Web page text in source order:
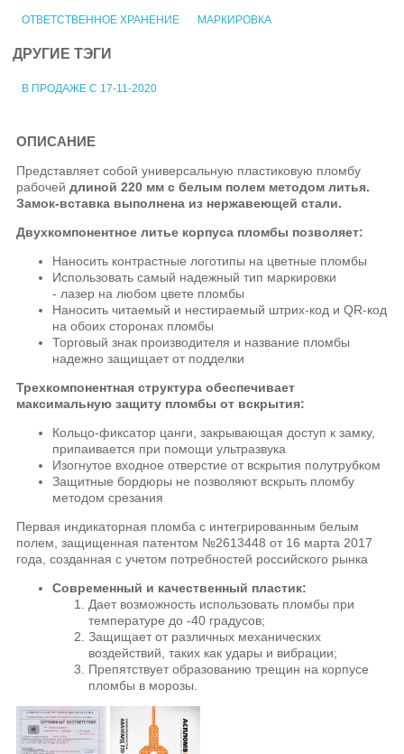
ОТВЕТСТВЕННОЕ ХРАНЕНИЕ МАРКИРОВКА
ДРУГИЕ ТЭГИ
В ПРОДАЖЕ С 17-11-2020
ОПИСАНИЕ
Представляет собой универсальную пластиковую пломбу
рабочей длиной 220 мм с белым полем методом литья.
Замок-вставка выполнена из нержавеющей стали.
Двухкомпонентное литье корпуса пломбы позволяет:
Наносить контрастные логотипы на цветные пломбы
Использовать самый надежный тип маркировки
- лазер на любом цвете пломбы
Наносить читаемый и нестираемый штрих-код и QR-код
на обоих сторонах пломбы
Торговый знак производителя и название пломбы
надежно защищает от подделки
Трехкомпонентная структура обеспечивает
максимальную защиту пломбы от вскрытия:
Кольцо-фиксатор цанги, закрывающая доступ к замку,
припаивается при помощи ультразвука
Изогнутое входное отверстие от вскрытия полутрубком
Защитные бордюры не позволяют вскрыть пломбу
методом срезания
Первая индикаторная пломба с интегрированным белым
полем, защищенная патентом №2613448 от 16 марта 2017
года, созданная с учетом потребностей российского рынка
Современный и качественный пластик:
Дает возможность использовать пломбы при
температуре до -40 градусов;
Защищает от различных механических
воздействий, таких как удары и вибрации;
Препятствует образованию трещин на корпусе
пломбы в морозы.